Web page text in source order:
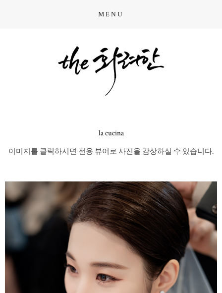
MENU
la cucina
이미지를 클릭하시면 전용 뷰어로 사진을 감상하실 수 있습니다.